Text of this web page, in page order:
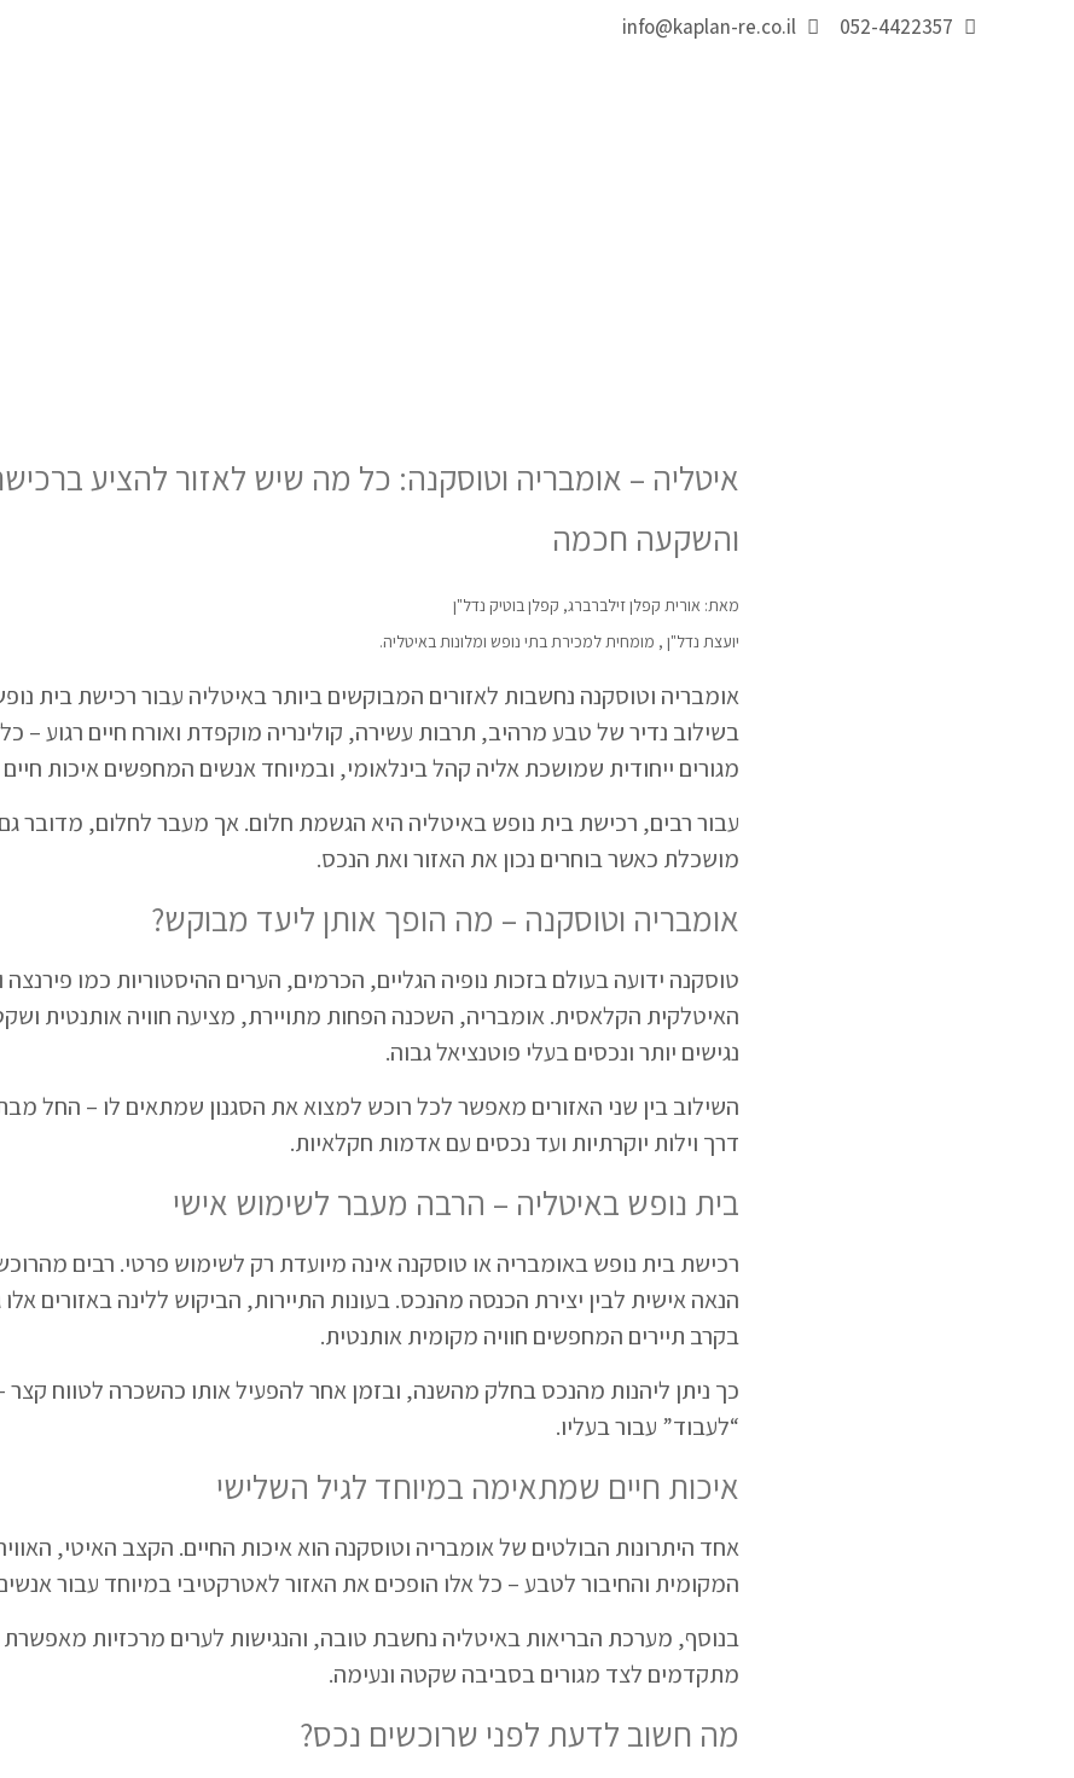
052-4422357
info@kaplan-re.co.il
איטליה – אומבריה וטוסקנה: כל מה שיש לאזור להציע
והשקעה חכמה
מאת: אורית קפלן זילברברג, קפלן בוטיק נדל"ן
יועצת נדל"ן , מומחית למכירת בתי נופש ומלונות באיטליה.
אומבריה וטוסקנה נחשבות לאזורים המבוקשים ביותר באיטליה עבור רכישת בית
בשילוב נדיר של טבע מרהיב, תרבות עשירה, קולינריה מוקפדת ואורח חיים רגוע – כל
מגורים ייחודית שמושכת אליה קהל בינלאומי, ובמיוחד אנשים המחפשים איכות
עבור רבים, רכישת בית נופש באיטליה היא הגשמת חלום. אך מעבר לחלום, מדובר
מושכלת כאשר בוחרים נכון את האזור ואת הנכס.
אומבריה וטוסקנה – מה הופך אותן ליעד מבוקש?
טוסקנה ידועה בעולם בזכות נופיה הגליים, הכרמים, הערים ההיסטוריות כמו
האיטלקית הקלאסית. אומבריה, השכנה הפחות מתויירת, מציעה חוויה אותנטית
נגישים יותר ונכסים בעלי פוטנציאל גבוה.
השילוב בין שני האזורים מאפשר לכל רוכש למצוא את הסגנון שמתאים לו – החל
דרך וילות יוקרתיות ועד נכסים עם אדמות חקלאיות.
בית נופש באיטליה – הרבה מעבר לשימוש אישי
רכישת בית נופש באומבריה או טוסקנה אינה מיועדת רק לשימוש פרטי. רבים
הנאה אישית לבין יצירת הכנסה מהנכס. בעונות התיירות, הביקוש ללינה באזורים
בקרב תיירים המחפשים חוויה מקומית אותנטית.
כך ניתן ליהנות מהנכס בחלק מהשנה, ובזמן אחר להפעיל אותו כהשכרה לטווח
“לעבוד” עבור בעליו.
איכות חיים שמתאימה במיוחד לגיל השלישי
אחד היתרונות הבולטים של אומבריה וטוסקנה הוא איכות החיים. הקצב האיטי,
המקומית והחיבור לטבע – כל אלו הופכים את האזור לאטרקטיבי במיוחד עבור
בנוסף, מערכת הבריאות באיטליה נחשבת טובה, והנגישות לערים מרכזיות מאפשרת
מתקדמים לצד מגורים בסביבה שקטה ונעימה.
מה חשוב לדעת לפני שרוכשים נכס?